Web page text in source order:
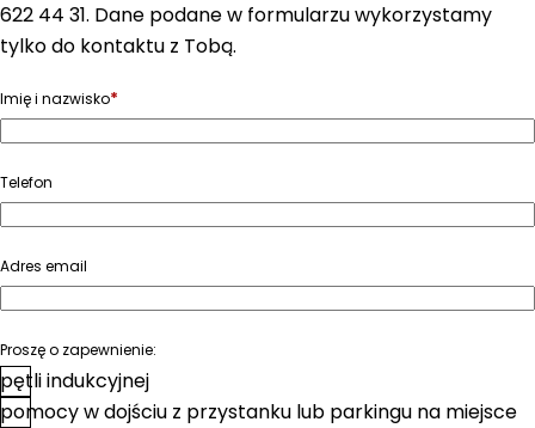
622 44 31. Dane podane w formularzu wykorzystamy
tylko do kontaktu z Tobą.
Imię i nazwisko*
Telefon
Adres email
Proszę o zapewnienie:
pętli indukcyjnej
pomocy w dojściu z przystanku lub parkingu na miejsce